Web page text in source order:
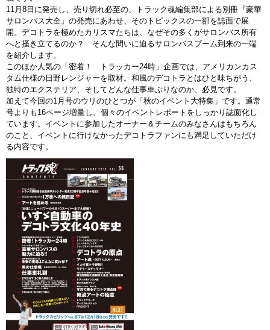
11月8日に発売し、売り切れ必至の、トラック魂編集部による別冊『豪華
サロンバス大全』の発売にあわせ、そのトピックスの一部を誌面で展
開。デコトラを極めたカリスマたちは、なぜその多くがサロンバス所有
へと掻き立てるのか？ そんな問いに迫るサロンバスブーム到来の一端
を紹介します。
このほか人気の「密着！ トラッカー24時」企画では、アメリカンカス
タム仕様の日野レンジャーを取材。和風のデコトラとはひと味ちがう、
独特のエクステリア、そしてどんな仕事車ぶりなのか、必見です。
加えて今回の1月号のウリのひとつが「秋のイベント大特集」です。通常
号よりも16ページ増量し、個々のイベントレポートをしっかり誌面化し
ています。イベントに参加したオーナー＆チームのみなさんはもちろん
のこと、イベントに行けなかったデコトラファンにも満足していただけ
る内容です。